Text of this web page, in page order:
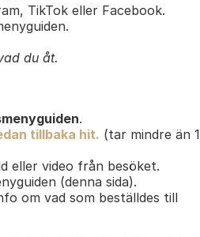
TikTok eller Facebook.
du åt.
.
tillbaka hit. (tar mindre än 1
eller video från besöket.
(denna sida).
om vad som beställdes till